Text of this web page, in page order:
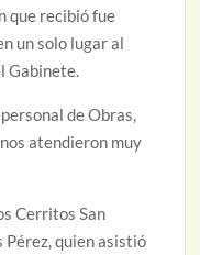
que recibió fue
un solo lugar al
Gabinete.
de Obras,
atendieron muy
Cerritos San
quien asistió